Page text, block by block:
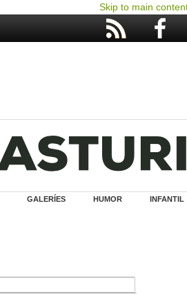
Skip to main
GALERÍES HUMOR INFANTIL